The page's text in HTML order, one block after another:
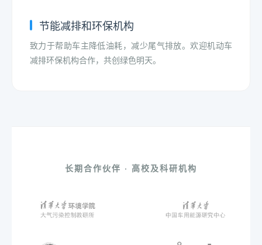
节能减排和环保机构
致力于帮助车主降低油耗，减少尾气排放。欢迎机动车
减排环保机构合作，共创绿色明天。
长期合作伙伴 · 高校及科研机构